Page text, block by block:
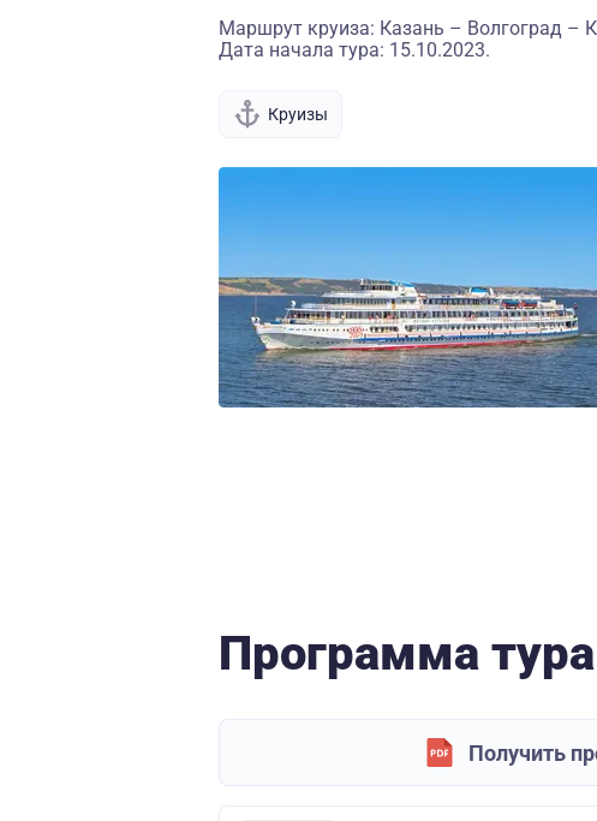
Маршрут круиза: Казань – Волгоград –
Дата начала тура: 15.10.2023.
Круизы
Программа тура
Получить